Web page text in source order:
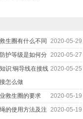
2020-05-29
生圈有什么不同
2020-05-27
护等级是如何分
2020-05-25
识:铜导线在接线
怎么做
2020-05-19
救生圈的要求
2020-05-19
的使用方法及注